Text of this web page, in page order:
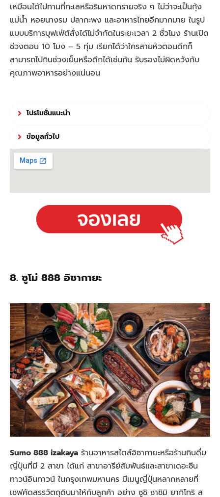
เหมือนได้ไปทานที่ทะเลหรือริมหาดทรายจริง ๆ ไม่ว่าจะเป็นกุ้ง
แม่น้ำ หอยนางรม ปลากะพง และอาหารไทยอีกมากมาย ในรูป
แบบบริการบุฟเฟ่ต์สั่งได้ไม่จำกัดในระยะเวลา 2 ชั่วโมง ร้านเปิด
ช่วงตอน 10 โมง – 5 ทุ่ม เรียกได้ว่าใครสายหิวตอนดึกก็
สามารถไปกินช่วงเย็นหรือดึกได้เช่นกัน รับรองไม่ผิดหวังกับ
คุณภาพอาหารอย่างแน่นอน
โปรโมชั่นแนะนำ
ข้อมูลทั่วไป
8. ซูโม่ 888 อิซากายะ
Sumo 888 izakaya ร้านอาหารสไตล์อิซากายะหรือร้านกินดื่ม
ญี่ปุ่นที่มี 2 สาขา ได้แก่ สาขาอารีย์สัมพันธ์และสาขาเดอะซีน
ทาวน์อินทาวน์ ในกรุงเทพมหานคร มีเมนูญี่ปุ่นหลากหลายที่
เชฟคัดสรรวัตถุดิบมาให้กับลูกค้า อย่าง ซูชิ ซาชิมิ ยากิโทริ ส